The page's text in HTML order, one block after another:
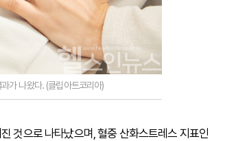
가 나왔다. (클립아트코리아)
것으로 나타났으며, 혈중 산화스트레스 지표인